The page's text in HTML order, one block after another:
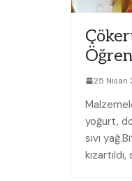
25 Nisan
yoğurt,
sıvı